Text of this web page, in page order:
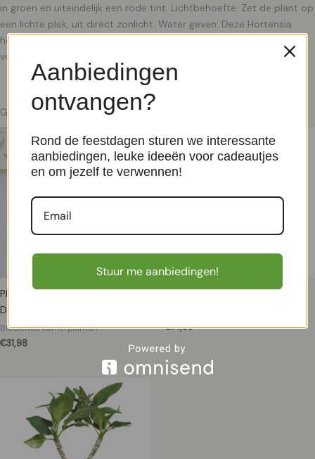
in groen en uiteindelijk een rode tint. Lichtbehoefte: Zet de plant op
een lichte plek, uit direct zonlicht. Water geven: Deze Hortensia
heeft wat minder water nodig dan andere Hortensia’s. Zorg er wel
voor dat de potgrond niet uitdroogt.
Gerelateerde producten
Phalaenopsis Vlinderorchidee
Duo – P12
Bloeiende kamerplanten
€31,98
Clivia P 15 cm
€14,99
Aanbiedingen
ontvangen?
Rond de feestdagen sturen we interessante
aanbiedingen, leuke ideeën voor cadeautjes
en om jezelf te verwennen!
Stuur me aanbiedingen!